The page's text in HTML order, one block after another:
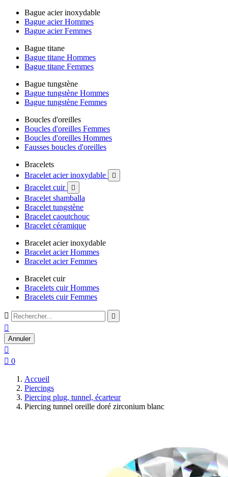
Bague acier inoxydable
Bague acier Hommes
Bague acier Femmes
Bague titane
Bague titane Hommes
Bague titane Femmes
Bague tungstène
Bague tungstène Hommes
Bague tungstène Femmes
Boucles d'oreilles
Boucles d'oreilles Femmes
Boucles d'oreilles Hommes
Fausses boucles d'oreilles
Bracelets
Bracelet acier inoxydable

Bracelet cuir 
Bracelet shamballa
Bracelet tungstène
Bracelet caoutchouc
Bracelet céramique
Bracelet acier inoxydable
Bracelet acier Hommes
Bracelet acier Femmes
Bracelet cuir
Bracelets cuir Hommes
Bracelets cuir Femmes
 

Annuler

 0
Accueil
Piercings
Piercing plug, tunnel, écarteur
Piercing tunnel oreille doré zirconium blanc